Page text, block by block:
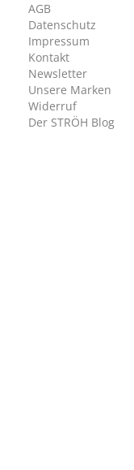
AGB
Datenschutz
Impressum
Kontakt
Newsletter
Unsere Marken
Widerruf
Der STRÖH Blog